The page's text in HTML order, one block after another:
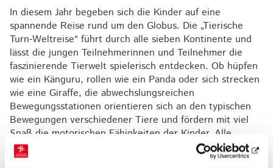
In diesem Jahr begeben sich die Kinder auf eine
spannende Reise rund um den Globus. Die „Tierische
Turn-Weltreise“ führt durch alle sieben Kontinente und
lässt die jungen Teilnehmerinnen und Teilnehmer die
faszinierende Tierwelt spielerisch entdecken. Ob hüpfen
wie ein Känguru, rollen wie ein Panda oder sich strecken
wie eine Giraffe, die abwechslungsreichen
Bewegungsstationen orientieren sich an den typischen
Bewegungen verschiedener Tiere und fördern mit viel
Spaß die motorischen Fähigkeiten der Kinder. Alle
teilnehmenden Veranstalter dürfen sich außerdem auf
eine prall gefüllte Aktionsbox mit kreativen Ideen,